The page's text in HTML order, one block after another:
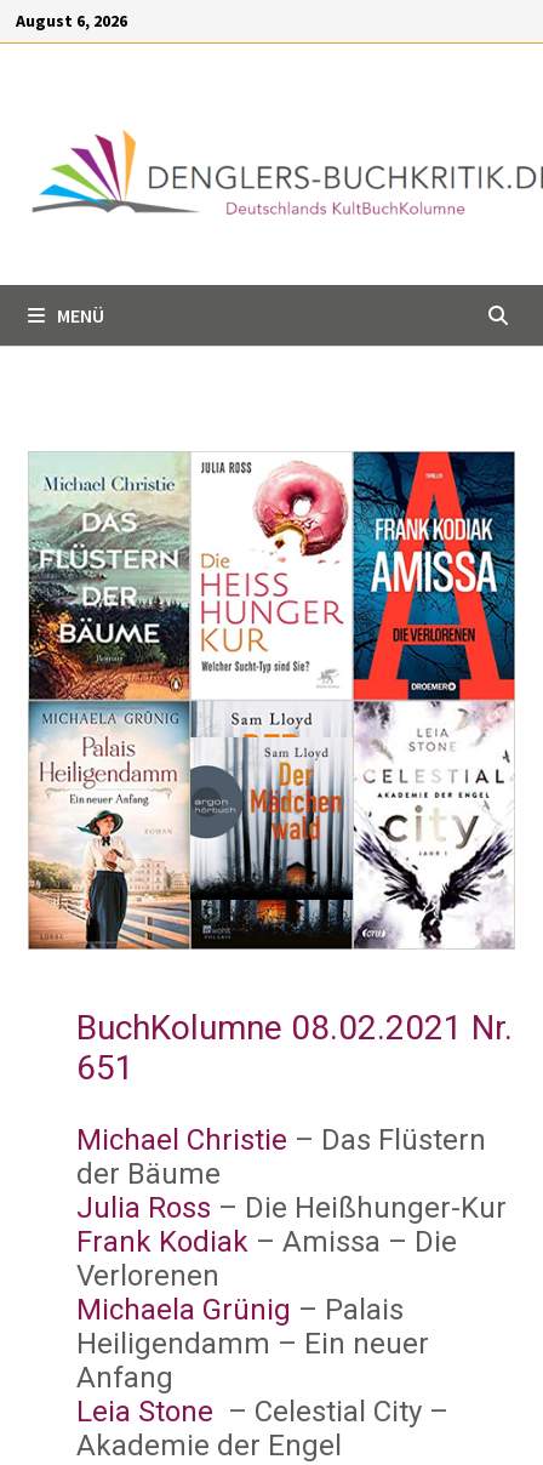
springen
August 6, 2026
MENÜ
BuchKolumne 08.02.2021 Nr.
651
Michael Christie – Das Flüstern
der Bäume
Julia Ross – Die Heißhunger-Kur
Frank Kodiak– Amissa – Die
Verlorenen
Michaela Grünig – Palais
Heiligendamm – Ein neuer
Anfang
Leia Stone – Celestial City –
Akademie der Engel